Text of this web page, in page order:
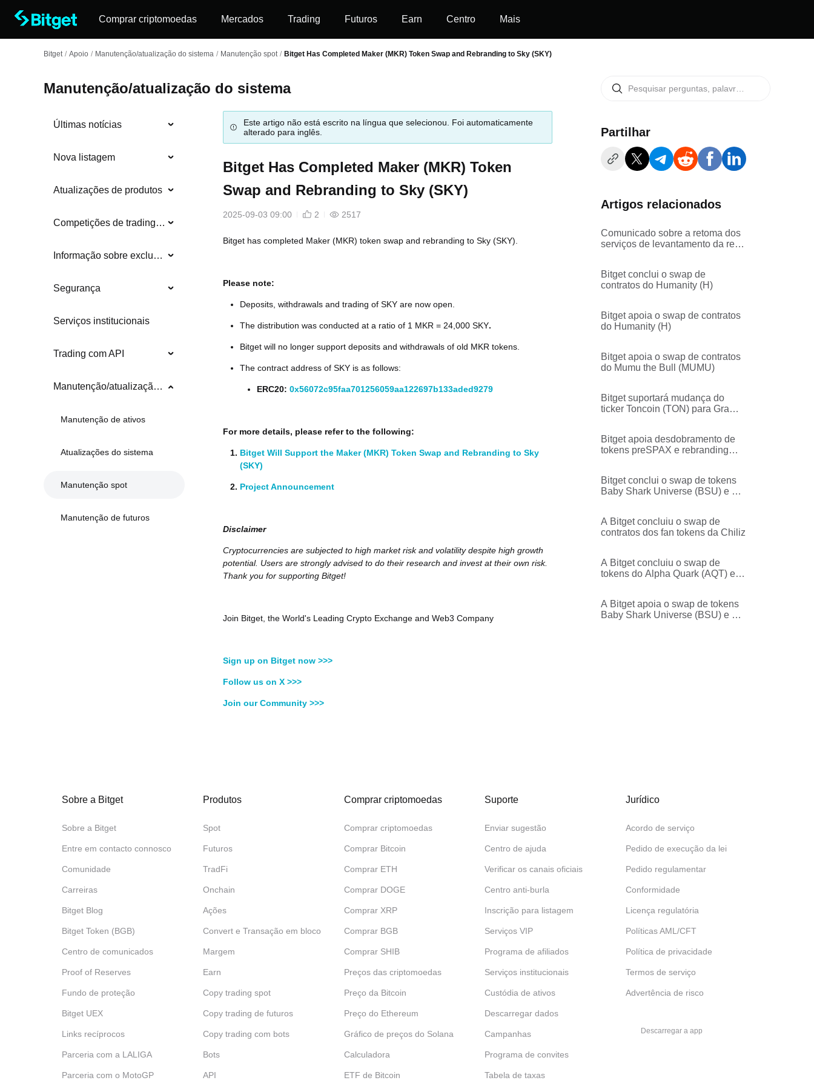
Comprar criptomoedas Mercados Trading Futuros Earn Centro Mais
Bitget / Apoio / Manutenção/atualização do sistema / Manutenção spot / Bitget Has Completed Maker (MKR) Token Swap and Rebranding to Sky (SKY)
Manutenção/atualização do sistema
Últimas notícias
Nova listagem
Atualizações de produtos
Competições de trading e eventos
Informação sobre exclusões
Segurança
Serviços institucionais
Trading com API
Manutenção/atualização do sistema
Manutenção de ativos
Atualizações do sistema
Manutenção spot
Manutenção de futuros
Este artigo não está escrito na língua que selecionou. Foi automaticamente
alterado para inglês.
Bitget Has Completed Maker (MKR) Token
Swap and Rebranding to Sky (SKY)
2025-09-03 09:00 2 2517
Bitget has completed Maker (MKR) token swap and rebranding to Sky (SKY).
Please note:
Deposits, withdrawals and trading of SKY are now open.
The distribution was conducted at a ratio of 1 MKR = 24,000 SKY.
Bitget will no longer support deposits and withdrawals of old MKR tokens.
The contract address of SKY is as follows:
ERC20: 0x56072c95faa701256059aa122697b133aded9279
For more details, please refer to the following:
Bitget Will Support the Maker (MKR) Token Swap and Rebranding to Sky
(SKY)
Project Announcement
Disclaimer
Cryptocurrencies are subjected to high market risk and volatility despite high growth
potential. Users are strongly advised to do their research and invest at their own risk.
Thank you for supporting Bitget!
Join Bitget, the World's Leading Crypto Exchange and Web3 Company
Sign up on Bitget now >>>
Follow us on X >>>
Join our Community >>>
Partilhar
Artigos relacionados
Comunicado sobre a retoma dos
serviços de levantamento da rede
Bitget conclui o swap de
contratos do Humanity (H)
Bitget apoia o swap de contratos
do Humanity (H)
Bitget apoia o swap de contratos
do Mumu the Bull (MUMU)
Bitget suportará mudança do
ticker Toncoin (TON) para Gram
Bitget apoia desdobramento de
tokens preSPAX e rebranding
Bitget conclui o swap de tokens
Baby Shark Universe (BSU) e o
A Bitget concluiu o swap de
contratos dos fan tokens da Chiliz
A Bitget concluiu o swap de
tokens do Alpha Quark (AQT) e
A Bitget apoia o swap de tokens
Baby Shark Universe (BSU) e o
Sobre a Bitget
Sobre a Bitget
Entre em contacto connosco
Comunidade
Carreiras
Bitget Blog
Bitget Token (BGB)
Centro de comunicados
Proof of Reserves
Fundo de proteção
Bitget UEX
Links recíprocos
Parceria com a LALIGA
Parceria com o MotoGP
Produtos
Spot
Futuros
TradFi
Onchain
Ações
Convert e Transação em bloco
Margem
Earn
Copy trading spot
Copy trading de futuros
Copy trading com bots
Bots
API
Comprar criptomoedas
Comprar criptomoedas
Comprar Bitcoin
Comprar ETH
Comprar DOGE
Comprar XRP
Comprar BGB
Comprar SHIB
Preços das criptomoedas
Preço da Bitcoin
Preço do Ethereum
Gráfico de preços do Solana
Calculadora
ETF de Bitcoin
Suporte
Enviar sugestão
Centro de ajuda
Verificar os canais oficiais
Centro anti-burla
Inscrição para listagem
Serviços VIP
Programa de afiliados
Serviços institucionais
Custódia de ativos
Descarregar dados
Campanhas
Programa de convites
Tabela de taxas
Jurídico
Acordo de serviço
Pedido de execução da lei
Pedido regulamentar
Conformidade
Licença regulatória
Políticas AML/CFT
Política de privacidade
Termos de serviço
Advertência de risco
Descarregar a app